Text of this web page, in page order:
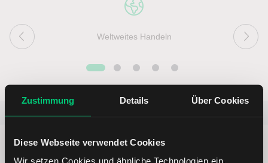
Zustimmung Details Über Cookies
Diese Webseite verwendet Cookies
Wir setzen Cookies und ähnliche Technologien ein.
Weltweites Handeln